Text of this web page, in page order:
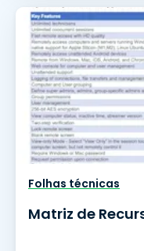
Folhas técnicas
Matriz de